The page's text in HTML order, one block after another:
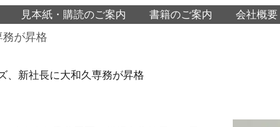
見本紙・購読のご案内 書籍のご案内 会社概要
が昇格
、新社長に大和久専務が昇格